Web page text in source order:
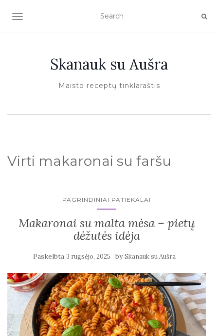
TOGGLE NAVIGATION
Skanauk su Aušra
Maisto receptų tinklaraštis
Virti makaronai su faršu
PAGRINDINIAI PATIEKALAI
Makaronai su malta mėsa – pietų
dėžutės idėja
Paskelbta 3 rugsėjo, 2025 bySkanauk su Aušra